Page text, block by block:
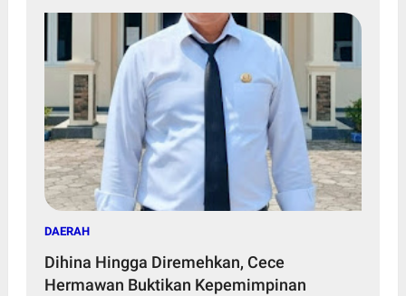
DAERAH
Dihina Hingga Diremehkan, Cece
Hermawan Buktikan Kepemimpinan